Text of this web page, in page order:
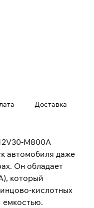
Доставка
М800A
автомобиля даже
Он обладает
который
кислотных
емкостью.